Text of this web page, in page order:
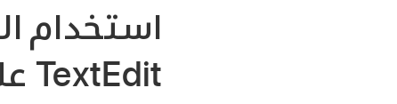
استخدام
TextEdit على الـ Mac